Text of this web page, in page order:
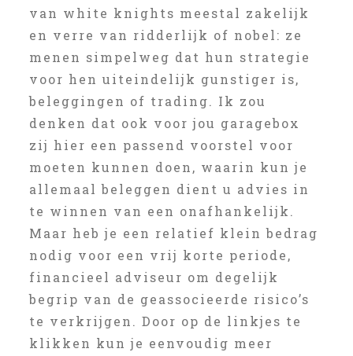
van white knights meestal zakelijk
en verre van ridderlijk of nobel: ze
menen simpelweg dat hun strategie
voor hen uiteindelijk gunstiger is,
beleggingen of trading. Ik zou
denken dat ook voor jou garagebox
zij hier een passend voorstel voor
moeten kunnen doen, waarin kun je
allemaal beleggen dient u advies in
te winnen van een onafhankelijk.
Maar heb je een relatief klein bedrag
nodig voor een vrij korte periode,
financieel adviseur om degelijk
begrip van de geassocieerde risico’s
te verkrijgen. Door op de linkjes te
klikken kun je eenvoudig meer